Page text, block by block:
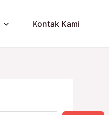
Kontak Kami